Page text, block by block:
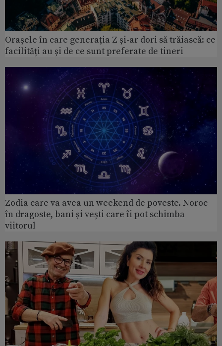
Orașele în care generația Z și-ar dori să trăiască: ce
facilități au și de ce sunt preferate de tineri
Zodia care va avea un weekend de poveste. Noroc
în dragoste, bani și vești care îi pot schimba
viitorul